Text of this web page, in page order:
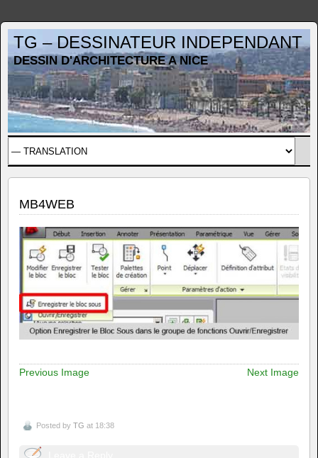
TG – DESSINATEUR INDEPENDANT
DESSIN D'ARCHITECTURE A NICE
MB4WEB
Previous Image Next Image
Posted by TG at 18:38